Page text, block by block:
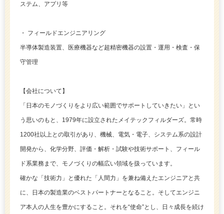
ステム、アプリ等
・ フィールドエンジニアリング
半導体製造装置、医療機器など超精密機器の設置・運用・検査・保
守管理
【会社について】
「日本のモノづくりをより広い範囲でサポートしていきたい」とい
う思いのもと、1979年に設立されたメイテックフィルダーズ。常時
1200社以上との取引があり、機械、電気・電子、システム系の設計
開発から、化学分野、評価・解析・試験や技術サポート、フィール
ド系業務まで、モノづくりの幅広い領域を扱っています。
確かな「技術力」と優れた「人間力」を兼ね備えたエンジニアと共
に、日本の製造業のベストパートナーとなること。そしてエンジニ
ア本人の人生を豊かにすること。それを“使命”とし、日々成長を続け